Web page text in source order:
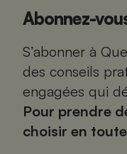
Abonnez-
S’abonner à
des conseils
engagées qui
Pour prendre
choisir en